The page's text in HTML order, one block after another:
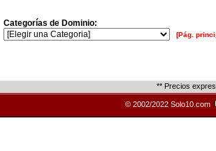
Categorías de Dominio:
[Pág.
** Precios
© 2002/2022 Solo10.com